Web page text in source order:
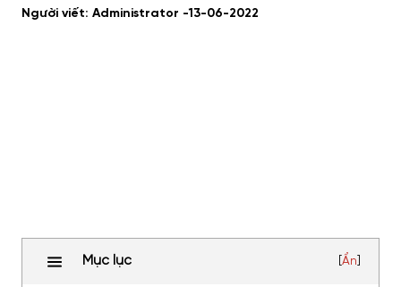
Người viết: Administrator -13-06-2022
Mục lục Ẩn